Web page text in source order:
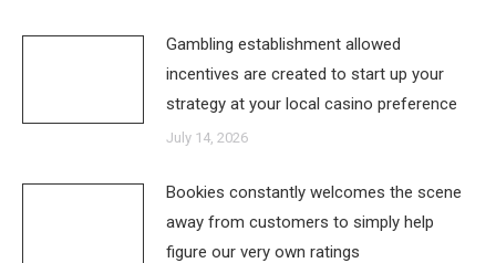
Gambling establishment allowed
incentives are created to start up your
strategy at your local casino preference
July 14, 2026
Bookies constantly welcomes the scene
away from customers to simply help
figure our very own ratings